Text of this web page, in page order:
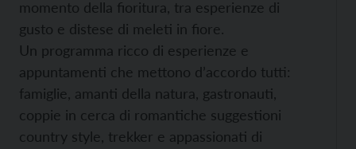
momento della fioritura, tra esperienze di
gusto e distese di meleti in fiore.
Un programma ricco di esperienze e
appuntamenti che mettono d’accordo tutti:
famiglie, amanti della natura, gastronauti,
coppie in cerca di romantiche suggestioni
country style, trekker e appassionati di